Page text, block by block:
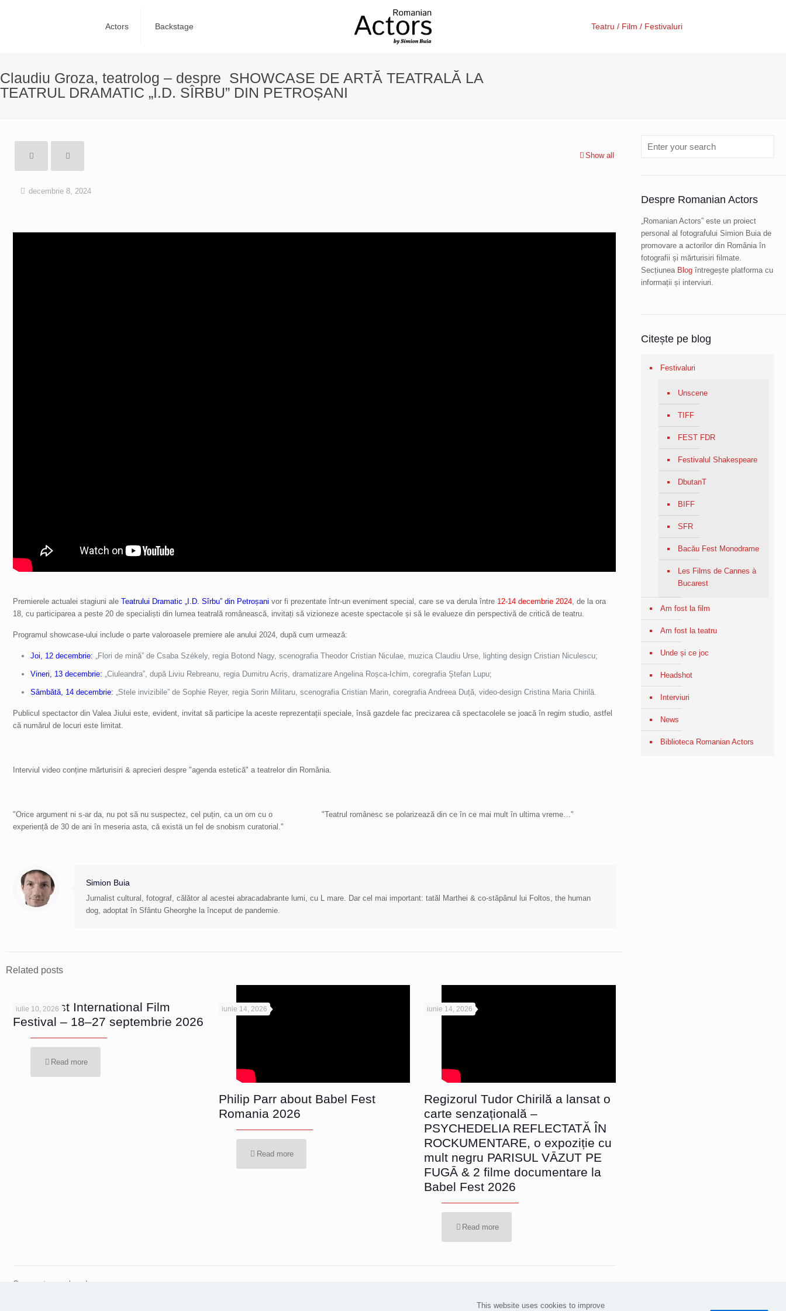
Actors Backstage Teatru / Film / Festivaluri
Claudiu Groza, teatrolog – despre SHOWCASE DE ARTĂ TEATRALĂ LA
TEATRUL DRAMATIC „I.D. SÎRBU” DIN PETROȘANI
Show all
decembrie 8, 2024
Premierele actualei stagiuni ale Teatrului Dramatic „I.D. Sîrbu” din Petroșani vor fi prezentate într-un eveniment special, care se va derula între 12-14 decembrie 2024, de la ora
18, cu participarea a peste 20 de specialiști din lumea teatrală românească, invitați să vizioneze aceste spectacole și să le evalueze din perspectivă de critică de teatru.
Programul showcase-ului include o parte valoroasele premiere ale anului 2024, după cum urmează:
Joi, 12 decembrie: „Flori de mină” de Csaba Székely, regia Botond Nagy, scenografia Theodor Cristian Niculae, muzica Claudiu Urse, lighting design Cristian Niculescu;
Vineri, 13 decembrie: „Ciuleandra”, după Liviu Rebreanu, regia Dumitru Acriș, dramatizare Angelina Roșca-Ichim, coregrafia Ștefan Lupu;
Sâmbătă, 14 decembrie: „Stele invizibile” de Sophie Reyer, regia Sorin Militaru, scenografia Cristian Marin, coregrafia Andreea Duță, video-design Cristina Maria Chirilă.
Publicul spectactor din Valea Jiului este, evident, invitat să participe la aceste reprezentații speciale, însă gazdele fac precizarea că spectacolele se joacă în regim studio, astfel
că numărul de locuri este limitat.
Interviul video conține mărturisiri & aprecieri despre "agenda estetică" a teatrelor din România.
"Orice argument ni s-ar da, nu pot să nu suspectez, cel puțin, ca un om cu o
experiență de 30 de ani în meseria asta, că existä un fel de snobism curatorial."
"Teatrul românesc se polarizează din ce în ce mai mult în ultima vreme…"
Simion Buia
Jurnalist cultural, fotograf, călător al acestei abracadabrante lumi, cu L mare. Dar cel mai important: tatăl Marthei & co-stăpânul lui Foltos, the human
dog, adoptat în Sfântu Gheorghe la început de pandemie.
Related posts
iulie 10, 2026
Bucharest International Film
Festival – 18–27 septembrie 2026
Read more
iunie 14, 2026
Philip Parr about Babel Fest
Romania 2026
Read more
iunie 14, 2026
Regizorul Tudor Chirilă a lansat o
carte senzațională –
PSYCHEDELIA REFLECTATĂ ÎN
ROCKUMENTARE, o expoziție cu
mult negru PARISUL VĀZUT PE
FUGĀ & 2 filme documentare la
Babel Fest 2026
Read more
Comments are closed.
Despre Romanian Actors
„Romanian Actors” este un proiect
personal al fotografului Simion Buia de
promovare a actorilor din România în
fotografii și mărturisiri filmate.
Secțiunea Blog întregește platforma cu
informații și interviuri.
Citește pe blog
Festivaluri
Unscene
TIFF
FEST FDR
Festivalul Shakespeare
DbutanT
BIFF
SFR
Bacău Fest Monodrame
Les Films de Cannes à
Bucarest
Am fost la film
Am fost la teatru
Unde și ce joc
Headshot
Interviuri
News
Biblioteca Romanian Actors
This website uses cookies to improve